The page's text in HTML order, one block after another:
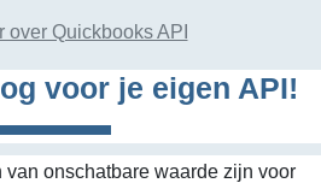
over Quickbooks API
voor je eigen API!
van onschatbare waarde zijn voor